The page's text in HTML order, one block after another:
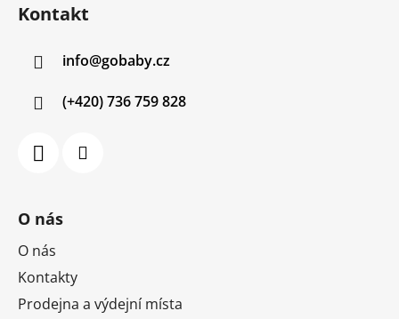
Kontakt
info@gobaby.cz
(+420) 736 759 828
O nás
O nás
Kontakty
Prodejna a výdejní místa